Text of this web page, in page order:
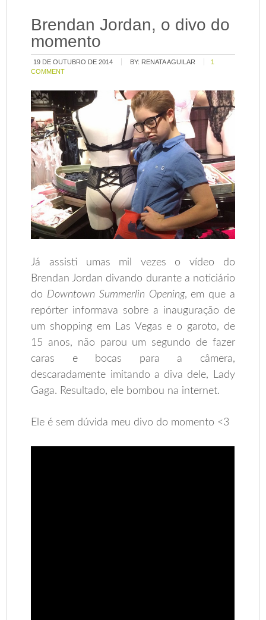
Brendan Jordan, o divo do
momento
19 DE OUTUBRO DE 2014 BY: RENATA AGUILAR
1
COMMENT
Já assisti umas mil vezes o vídeo do
Brendan Jordan divando durante a noticiário
do Downtown Summerlin Opening, em que a
repórter informava sobre a inauguração de
um shopping em Las Vegas e o garoto, de
15 anos, não parou um segundo de fazer
caras e bocas para a câmera,
descaradamente imitando a diva dele, Lady
Gaga. Resultado, ele bombou na internet.
Ele é sem dúvida meu divo do momento <3